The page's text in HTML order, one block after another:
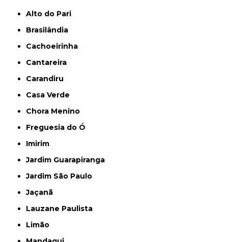
Alto do Pari
Brasilândia
Cachoeirinha
Cantareira
Carandiru
Casa Verde
Chora Menino
Freguesia do Ó
Imirim
Jardim Guarapiranga
Jardim São Paulo
Jaçanã
Lauzane Paulista
Limão